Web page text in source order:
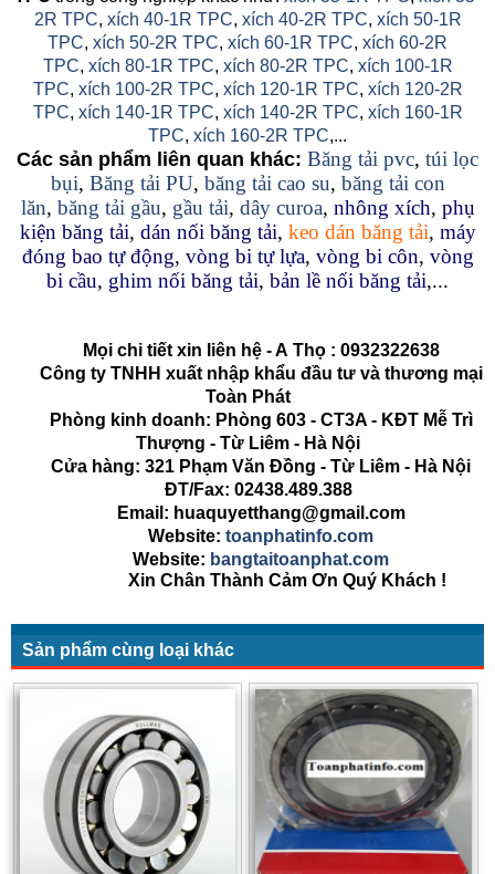
2R TPC, xích 40-1R TPC, xích 40-2R TPC, xích 50-1R
TPC, xích 50-2R TPC, xích 60-1R TPC, xích 60-2R
TPC, xích 80-1R TPC, xích 80-2R TPC, xích 100-1R
TPC, xích 100-2R TPC, xích 120-1R TPC, xích 120-2R
TPC, xích 140-1R TPC, xích 140-2R TPC, xích 160-1R
TPC, xích 160-2R TPC,...
Các sản phẩm liên quan khác: Băng tải pvc, túi lọc
bụi, Băng tải PU, băng tải cao su, băng tải con
lăn, băng tải gầu, gầu tải, dây curoa, nhông xích, phụ
kiện băng tải, dán nối băng tải, keo dán băng tải, máy
đóng bao tự động, vòng bi tự lựa, vòng bi côn, vòng
bi cầu, ghim nối băng tải, bản lề nối băng tải,...
Mọi chi tiết xin liên hệ - A Thọ : 0932322638
Công ty TNHH xuất nhập khẩu đầu tư và thương mại
Toàn Phát
Phòng kinh doanh: Phòng 603 - CT3A - KĐT Mễ Trì
Thượng - Từ Liêm - Hà Nội
Cửa hàng: 321 Phạm Văn Đồng - Từ Liêm - Hà Nội
ĐT/Fax: 02438.489.388
Email: huaquyetthang@gmail.com
Website: toanphatinfo.com
Website: bangtaitoanphat.com
Xin Chân Thành Cảm Ơn Quý Khách !
Sản phẩm cùng loại khác